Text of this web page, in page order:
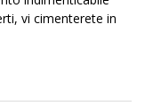
vi cimenterete in